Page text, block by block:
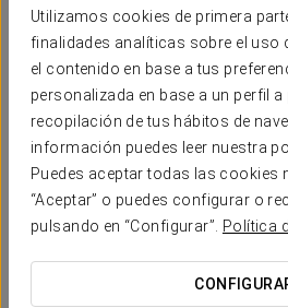
Utilizamos cookies de primera
finalidades analíticas sobre el uso
el contenido en base a tus
personalizada en base a un perfil a
recopilación de tus hábitos de
información puedes leer nuestra
Puedes aceptar todas las cookies
“Aceptar” o puedes configurar o
pulsando en “Configurar”.
Política
75 €
City tour
Explora los cuatro puntos